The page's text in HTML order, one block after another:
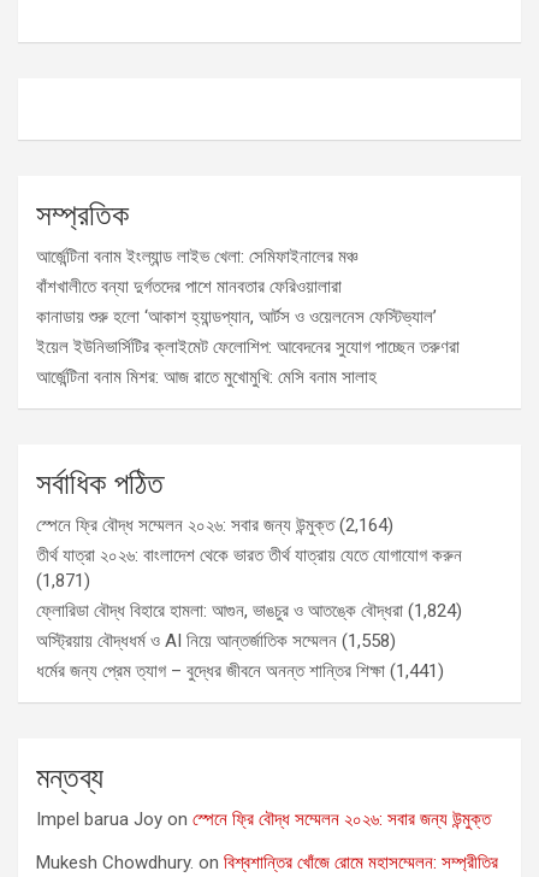
সম্প্রতিক
আর্জেন্টিনা বনাম ইংল্যান্ড লাইভ খেলা: সেমিফাইনালের মঞ্চ
বাঁশখালীতে বন্যা দুর্গতদের পাশে মানবতার ফেরিওয়ালারা
কানাডায় শুরু হলো ‘আকাশ হ্যান্ডপ্যান, আর্টস ও ওয়েলনেস ফেস্টিভ্যাল’
ইয়েল ইউনিভার্সিটির ক্লাইমেট ফেলোশিপ: আবেদনের সুযোগ পাচ্ছেন তরুণরা
আর্জেন্টিনা বনাম মিশর: আজ রাতে মুখোমুখি: মেসি বনাম সালাহ
সর্বাধিক পঠিত
স্পেনে ফ্রি বৌদ্ধ সম্মেলন ২০২৬: সবার জন্য উন্মুক্ত (2,164)
তীর্থ যাত্রা ২০২৬: বাংলাদেশ থেকে ভারত তীর্থ যাত্রায় যেতে যোগাযোগ করুন
(1,871)
ফ্লোরিডা বৌদ্ধ বিহারে হামলা: আগুন, ভাঙচুর ও আতঙ্কে বৌদ্ধরা (1,824)
অস্ট্রিয়ায় বৌদ্ধধর্ম ও AI নিয়ে আন্তর্জাতিক সম্মেলন (1,558)
ধর্মের জন্য প্রেম ত্যাগ – বুদ্ধের জীবনে অনন্ত শান্তির শিক্ষা (1,441)
মন্তব্য
Impel barua Joy on স্পেনে ফ্রি বৌদ্ধ সম্মেলন ২০২৬: সবার জন্য উন্মুক্ত
Mukesh Chowdhury. on বিশ্বশান্তির খোঁজে রোমে মহাসম্মেলন: সম্প্রীতির